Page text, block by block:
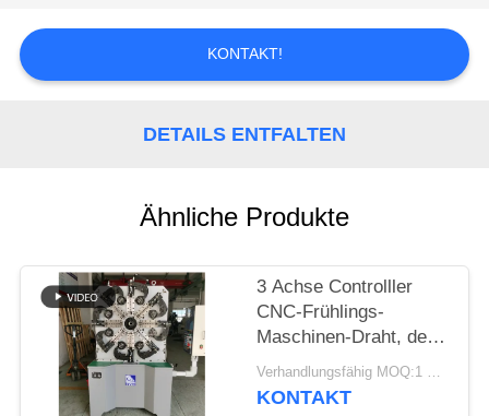
NACHRICHTEN
PRIVACY
POLICY
KONTAKT!
DETAILS ENTFALTEN
Ähnliche Produkte
3 Achse Controlller
CNC-Frühlings-
Maschinen-Draht, der
Frühlings-Bieger-
Maschine bildet
Verhandlungsfähig MOQ:1 Satz
KONTAKT